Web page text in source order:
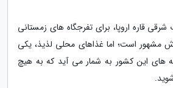
قاره اروپا، برای تفرجگاه های زمستانی
مشهور است؛ اما غذاهای محلی لذیذ، یکی
های این کشور به شمار می آید که به هیچ